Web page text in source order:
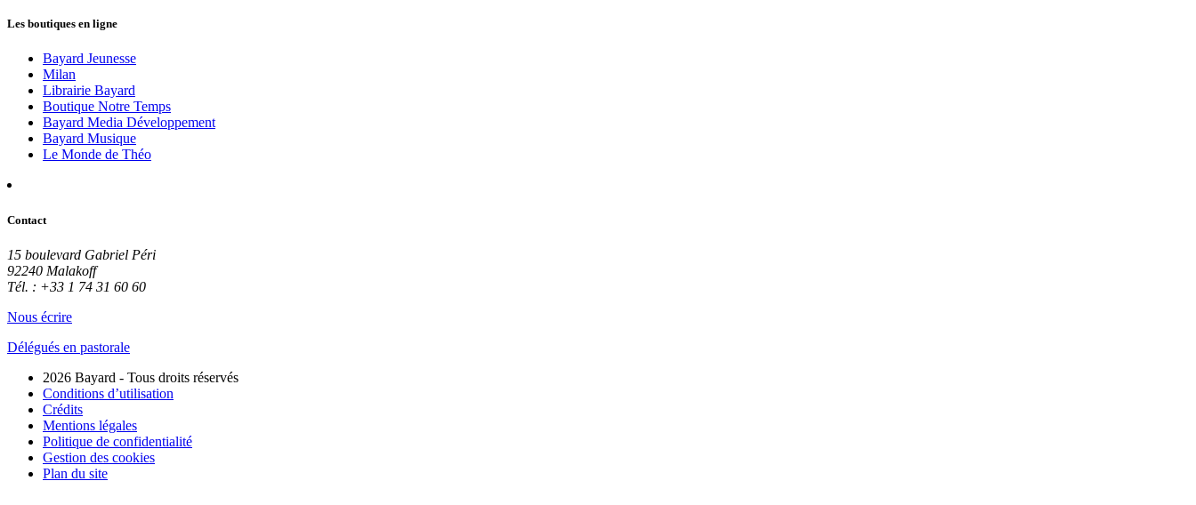
Les boutiques en ligne
Bayard Jeunesse
Milan
Librairie Bayard
Boutique Notre Temps
Bayard Media Développement
Bayard Musique
Le Monde de Théo
Contact
15 boulevard Gabriel Péri
92240 Malakoff
Tél. : +33 1 74 31 60 60
Nous écrire
Délégués en pastorale
2026 Bayard - Tous droits réservés
Conditions d’utilisation
Crédits
Mentions légales
Politique de confidentialité
Gestion des cookies
Plan du site